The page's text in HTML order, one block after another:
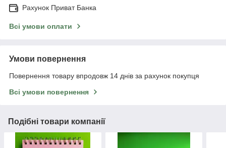
Рахунок Приват Банка
Всі умови оплати
Умови повернення
Повернення товару впродовж 14 днів за рахунок покупця
Всі умови повернення
Подібні товари компанії